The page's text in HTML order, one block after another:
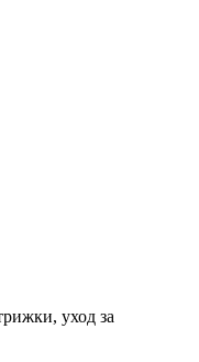
уход за